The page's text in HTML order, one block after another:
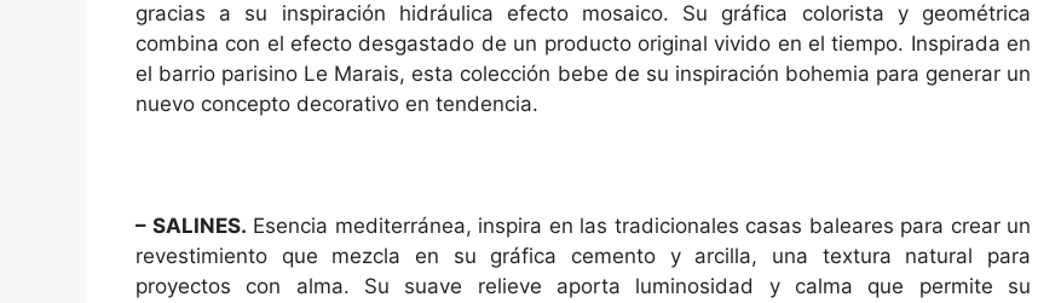
gracias a su inspiración hidráulica efecto mosaico. Su gráfica colorista y geométrica
combina con el efecto desgastado de un producto original vivido en el tiempo. Inspirada en
el barrio parisino Le Marais, esta colección bebe de su inspiración bohemia para generar un
nuevo concepto decorativo en tendencia.
– SALINES. Esencia mediterránea, inspira en las tradicionales casas baleares para crear un
revestimiento que mezcla en su gráfica cemento y arcilla, una textura natural para
proyectos con alma. Su suave relieve aporta luminosidad y calma que permite su